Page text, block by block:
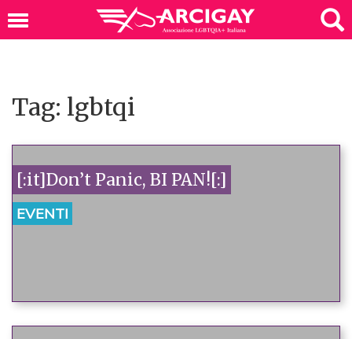
Tag: lgbtqi
[:it]Don’t Panic, BI PAN![:]
EVENTI